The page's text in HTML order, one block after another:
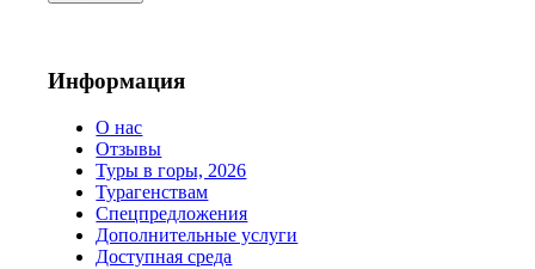
Информация
О нас
Отзывы
Туры в горы, 2026
Турагенствам
Спецпредложения
Дополнительные услуги
Доступная среда